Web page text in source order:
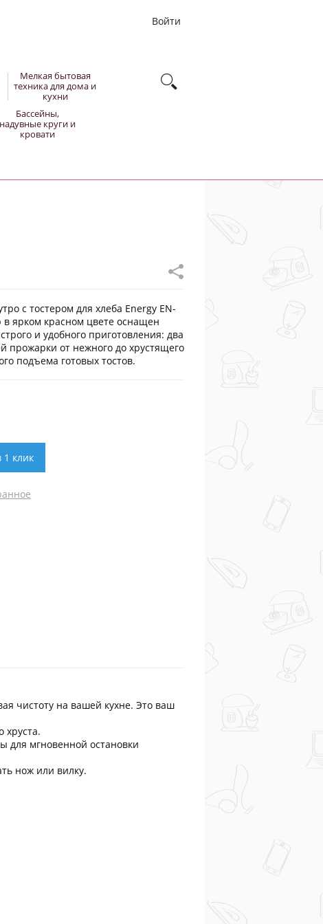
Войти
Мелкая бытовая
техника для дома и
кухни
Бассейны,
надувные круги и
кровати
с тостером для хлеба Energy EN-
в ярком красном цвете оснащен
и удобного приготовления: два
прожарки от нежного до хрустящего
подъема готовых тостов.
1 клик
чистоту на вашей кухне. Это ваш
хруста.
для мгновенной остановки
нож или вилку.